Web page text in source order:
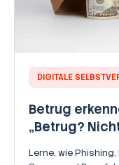
DIGITALE
Betrug
„Betrug?
Lerne, wie